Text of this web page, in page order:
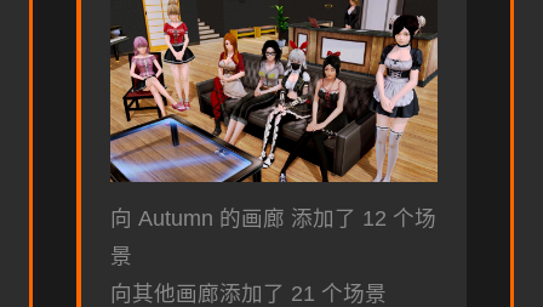
向 Autumn 的画廊 添加了 12 个场
景
向其他画廊添加了 21 个场景